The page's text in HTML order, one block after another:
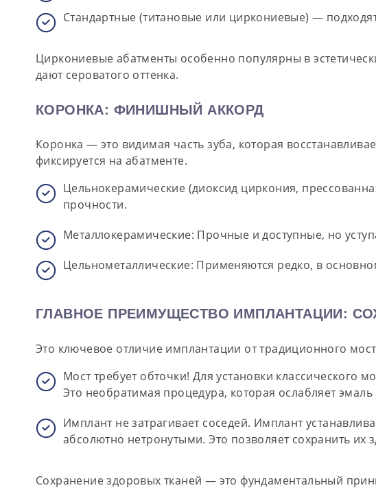
Стандартные (титановые или циркониевые) —
Циркониевые абатменты особенно популярны в
дают сероватого оттенка.
КОРОНКА: ФИНИШНЫЙ АККОРД
Коронка — это видимая часть зуба, которая
фиксируется на абатменте.
Цельнокерамические (диоксид циркония,
прочности.
Металлокерамические: Прочные и доступные, но
Цельнометаллические: Применяются редко, в
ГЛАВНОЕ ПРЕИМУЩЕСТВО ИМПЛАНТАЦИИ:
Это ключевое отличие имплантации от традиционного
Мост требует обточки! Для установки классического
Это необратимая процедура, которая ослабляет
Имплант не затрагивает соседей. Имплант
абсолютно нетронутыми. Это позволяет сохранить их
Сохранение здоровых тканей — это фундаментальный